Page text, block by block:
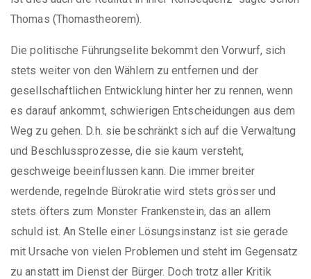
Thomas (Thomastheorem).
Die politische Führungselite bekommt den Vorwurf, sich
stets weiter von den Wählern zu entfernen und der
gesellschaftlichen Entwicklung hinter her zu rennen, wenn
es darauf ankommt, schwierigen Entscheidungen aus dem
Weg zu gehen. D.h. sie beschränkt sich auf die Verwaltung
und Beschlussprozesse, die sie kaum versteht,
geschweige beeinflussen kann. Die immer breiter
werdende, regelnde Bürokratie wird stets grösser und
stets öfters zum Monster Frankenstein, das an allem
schuld ist. An Stelle einer Lösungsinstanz ist sie gerade
mit Ursache von vielen Problemen und steht im Gegensatz
zu anstatt im Dienst der Bürger. Doch trotz aller Kritik